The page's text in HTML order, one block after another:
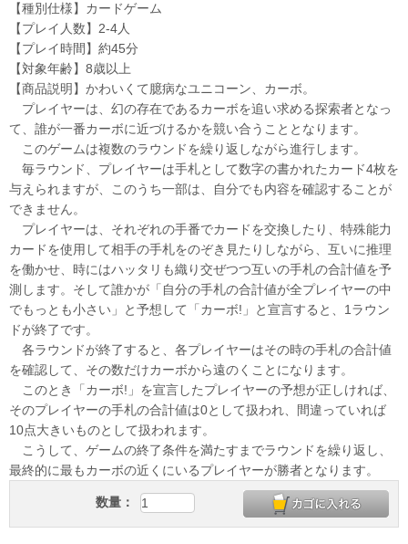
【種別仕様】カードゲーム
【プレイ人数】2-4人
【プレイ時間】約45分
【対象年齢】8歳以上
【商品説明】かわいくて臆病なユニコーン、カーボ。
プレイヤーは、幻の存在であるカーボを追い求める探索者となっ
て、誰が一番カーボに近づけるかを競い合うこととなります。
このゲームは複数のラウンドを繰り返しながら進行します。
毎ラウンド、プレイヤーは手札として数字の書かれたカード4枚を
与えられますが、このうち一部は、自分でも内容を確認することが
できません。
プレイヤーは、それぞれの手番でカードを交換したり、特殊能力
カードを使用して相手の手札をのぞき見たりしながら、互いに推理
を働かせ、時にはハッタリも織り交ぜつつ互いの手札の合計値を予
測します。そして誰かが「自分の手札の合計値が全プレイヤーの中
でもっとも小さい」と予想して「カーボ!」と宣言すると、1ラウン
ドが終了です。
各ラウンドが終了すると、各プレイヤーはその時の手札の合計値
を確認して、その数だけカーボから遠のくことになります。
このとき「カーボ!」を宣言したプレイヤーの予想が正しければ、
そのプレイヤーの手札の合計値は0として扱われ、間違っていれば
10点大きいものとして扱われます。
こうして、ゲームの終了条件を満たすまでラウンドを繰り返し、
最終的に最もカーボの近くにいるプレイヤーが勝者となります。
数量：